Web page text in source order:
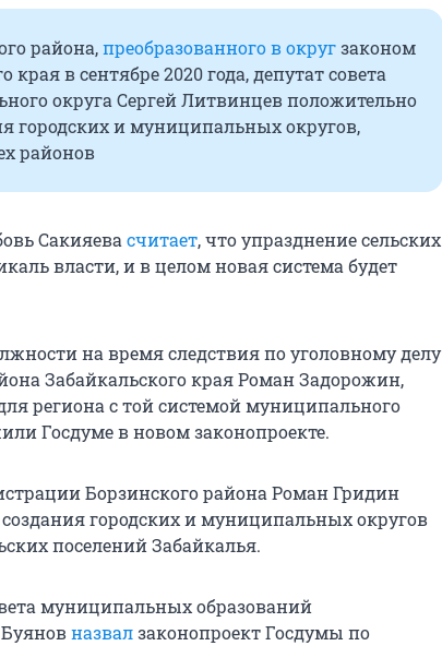
района,преобразованного в округзаконом
края в сентябре 2020 года, депутат совета
округа Сергей Литвинцев положительно
городских и муниципальных округов,
районов
Сакияева считает, что упразднение сельских
власти, и в целом новая система будет
на время следствия по уголовному делу
Забайкальского края Роман Задорожин,
региона с той системой муниципального
Госдуме в новом законопроекте.
Борзинского района Роман Гридин
городских и муниципальных округов
поселений Забайкалья.
муниципальных образований
назвалзаконопроект Госдумы по